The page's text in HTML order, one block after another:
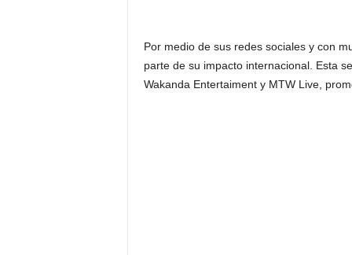
Por medio de sus redes sociales y con
parte de su impacto internacional. Esta
Wakanda Entertaiment y MTW Live,